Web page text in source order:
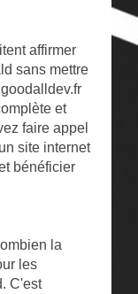
affirmer
sans mettre
et
faire appel
site internet
bénéficier
la
les
C'est